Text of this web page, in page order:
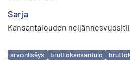
Sarja
Kansantalouden
Avainsanat
arvonlisäys bruttokansantulo